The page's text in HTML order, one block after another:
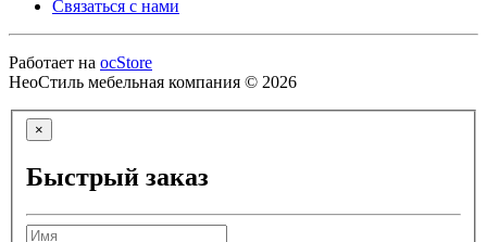
Связаться с нами
Работает на ocStore
НеоСтиль мебельная компания © 2026
×
Быстрый заказ